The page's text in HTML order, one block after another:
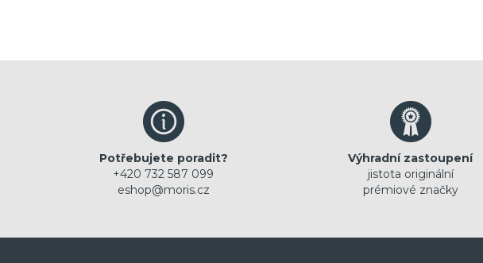
Potřebujete poradit?
+420 732 587 099
eshop@moris.cz
Výhradní zastoupení
jistota originální
prémiové značky